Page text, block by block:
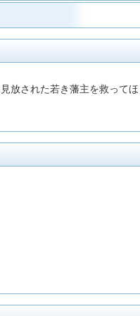
放された若き藩主を救って